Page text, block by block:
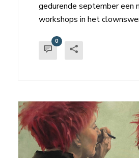
gedurende september een
workshops in het
0